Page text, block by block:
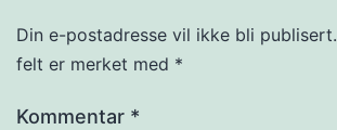
Din e-postadresse vil ikke bli publisert.
felt er merket med *
Kommentar *